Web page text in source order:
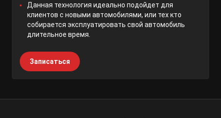
Данная технология идеально подойдет для
клиентов с новыми автомобилями, или тех кто
собирается эксплуатировать свой автомобиль
длительное время.
Записаться